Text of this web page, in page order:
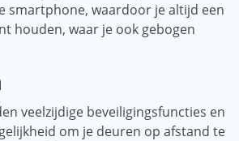
smartphone, waardoor je altijd een
houden, waar je ook gebogen
veelzijdige beveiligingsfuncties en
om je deuren op afstand te